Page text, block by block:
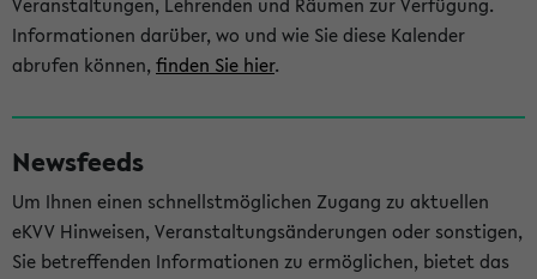
Informationen darüber, wo und wie Sie diese Kalender
abrufen können, finden Sie hier.
Newsfeeds
Um Ihnen einen schnellstmöglichen Zugang zu aktuellen
eKVV Hinweisen, Veranstaltungsänderungen oder sonstigen,
Sie betreffenden Informationen zu ermöglichen, bietet das